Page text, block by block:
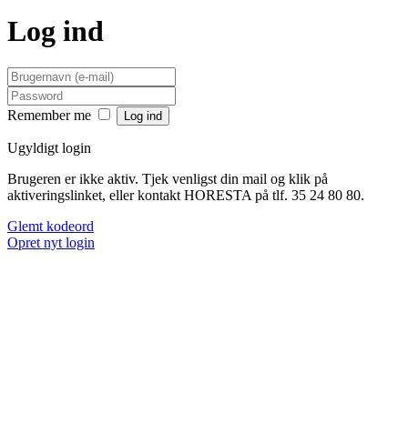
Log ind
Remember me
Ugyldigt login
Brugeren er ikke aktiv. Tjek venligst din mail og klik på
aktiveringslinket, eller kontakt HORESTA på tlf. 35 24 80 80.
Glemt kodeord
Opret nyt login